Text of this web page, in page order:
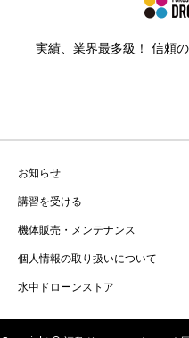
実績、業界最多級！ 信頼
お知らせ
講習を受ける
機体販売・メンテナンス
個人情報の取り扱いについて
水中ドローンストア